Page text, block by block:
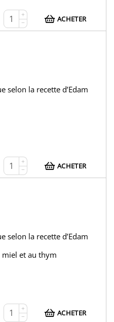
+
−
ACHETER
selon la recette d’Edam
+
−
ACHETER
selon la recette d’Edam
miel et au thym
+
−
ACHETER